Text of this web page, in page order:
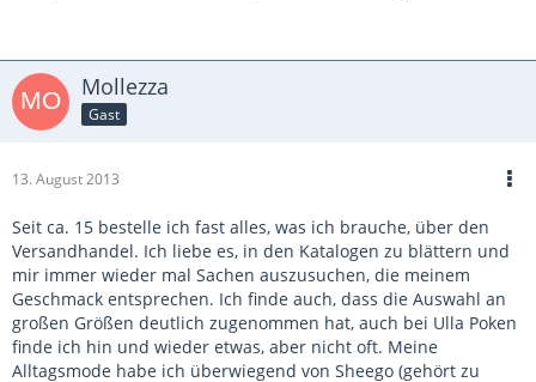
Mollezza
Gast
13. August 2013
Seit ca. 15 bestelle ich fast alles, was ich brauche, über den
Versandhandel. Ich liebe es, in den Katalogen zu blättern und
mir immer wieder mal Sachen auszusuchen, die meinem
Geschmack entsprechen. Ich finde auch, dass die Auswahl an
großen Größen deutlich zugenommen hat, auch bei Ulla Poken
finde ich hin und wieder etwas, aber nicht oft. Meine
Alltagsmode habe ich überwiegend von Sheego (gehört zu